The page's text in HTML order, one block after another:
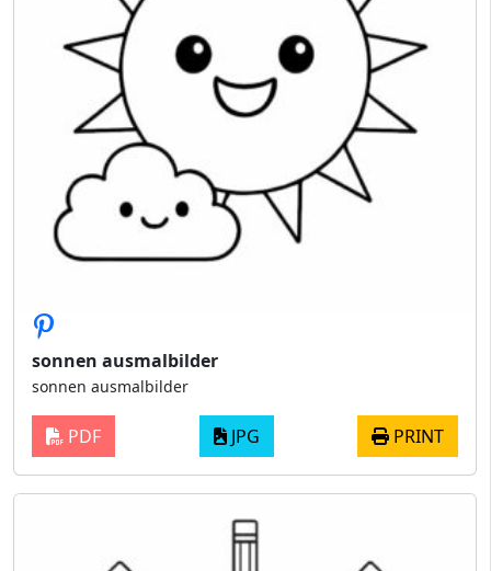
sonnen ausmalbilder
sonnen ausmalbilder
PDF JPG PRINT